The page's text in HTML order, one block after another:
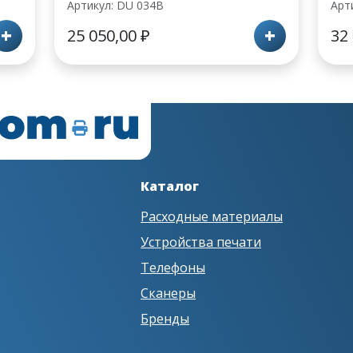
+
Артикул: DU 034B
25 050,00₽ + 32
Каталог
Расходные материалы
Устройства печати
Телефоны
Сканеры
Бренды